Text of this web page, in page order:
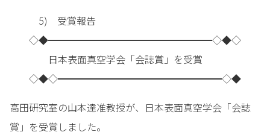
5) 受賞報告
◇◆━━━━━━━━━━━━━━━━━◇◆◇
日本表面真空学会「会誌賞」を受賞
◇◆◇━━━━━━━━━━━━━━━━━◇◆
高田研究室の山本達准教授が、日本表面真空学会「会誌
賞」を受賞しました。